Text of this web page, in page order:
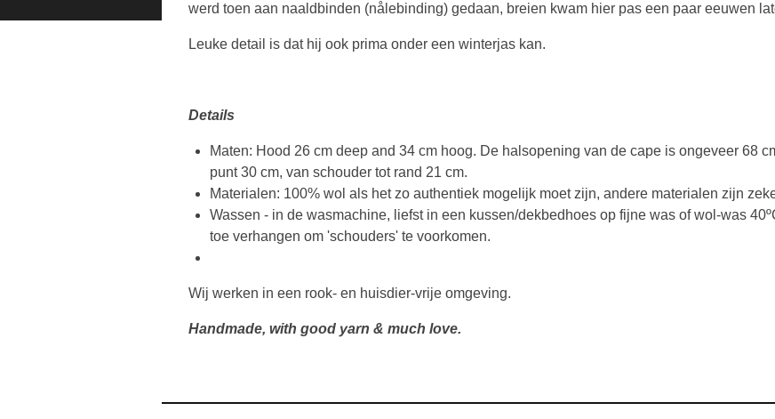
werd toen aan naaldbinden (nålebinding) gedaan, breien kwam hier pas een paar eeuwen
Leuke detail is dat hij ook prima onder een winterjas kan.
Details
Maten: Hood 26 cm deep and 34 cm hoog. De halsopening van de cape is ongeveer 68
punt 30 cm, van schouder tot rand 21 cm.
Materialen: 100% wol als het zo authentiek mogelijk moet zijn, andere materialen zijn
Wassen - in de wasmachine, liefst in een kussen/dekbedhoes op fijne was of wol-was
toe verhangen om 'schouders' te voorkomen.
Wij werken in een rook- en huisdier-vrije omgeving.
Handmade, with good yarn & much love.